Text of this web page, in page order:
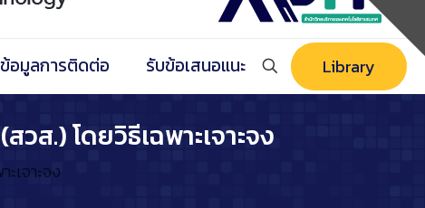
ข้อมูลการติดต่อ รับข้อเสนอแนะ Library
ส.) โดยวิธีเฉพาะเจาะจง
เจาะจง